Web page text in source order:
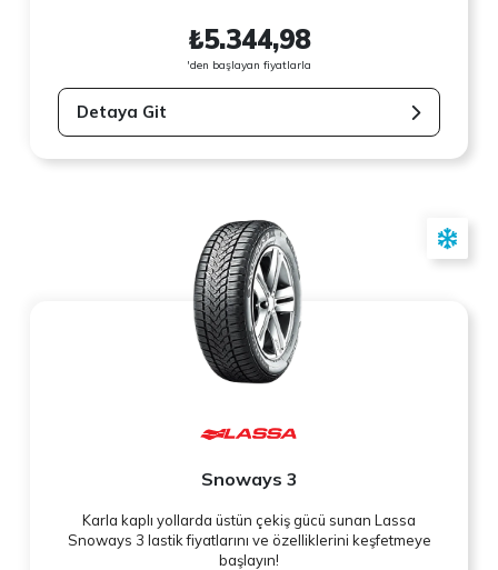
₺5.344,98
'den başlayan fiyatlarla
Detaya Git
Snoways 3
Karla kaplı yollarda üstün çekiş gücü sunan Lassa
Snoways 3 lastik fiyatlarını ve özelliklerini keşfetmeye
başlayın!